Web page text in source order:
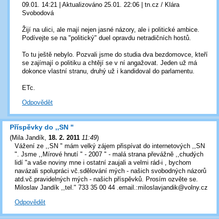
09.01. 14:21 | Aktualizováno 25.01. 22:06 | tn.cz / Klára
Svobodová
Žijí na ulici, ale mají nejen jasné názory, ale i politické ambice.
Podívejte se na "politický" duel opravdu netradičních hostů.
To tu ještě nebylo. Pozvali jsme do studia dva bezdomovce, kteří
se zajímají o politiku a chtějí se v ní angažovat. Jeden už má
dokonce vlastní stranu, druhý už i kandidoval do parlamentu.
ETc.
Odpovědět
Příspěvky do ,,SN "
(Mila Jandík, 18. 2. 2011 11:49)
Vážení ze ,,SN " mám velký zájem přispívat do internetových ,,SN
". Jsme ,,Mírové hnutí " - 2007 " - malá strana převážně ,,chudých
lidí "a vaše noviny mne i ostatní zaujali a velmi rád-i , bychom
navázali spolupráci vč.sdělování mých - našich svobodných názorů
atd.vč.pravidelných mých - našich příspěvků. Prosím ozvěte se.
Miloslav Jandík ,,tel." 733 35 00 44 .email.:miloslavjandik@volny.cz
Odpovědět